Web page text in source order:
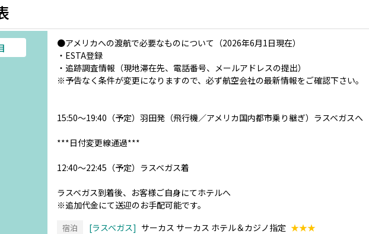
●アメリカへの渡航で必要なものについて（2026年6月1日現在）
・ESTA登録
・追跡調査情報（現地滞在先、電話番号、メールアドレスの提出）
※予告なく条件が変更になりますので、必ず航空会社の最新情報をご確認下さい。
15:50～19:40（予定）羽田発（飛行機／アメリカ国内都市乗り継ぎ）ラスベガスへ
***日付変更線通過***
12:40～22:45（予定）ラスベガス着
ラスベガス到着後、お客様ご自身にてホテルへ
※追加代金にて送迎のお手配可能です。
宿泊 ラスベガス サーカス サーカス ホテル＆カジノ指定 ★★★